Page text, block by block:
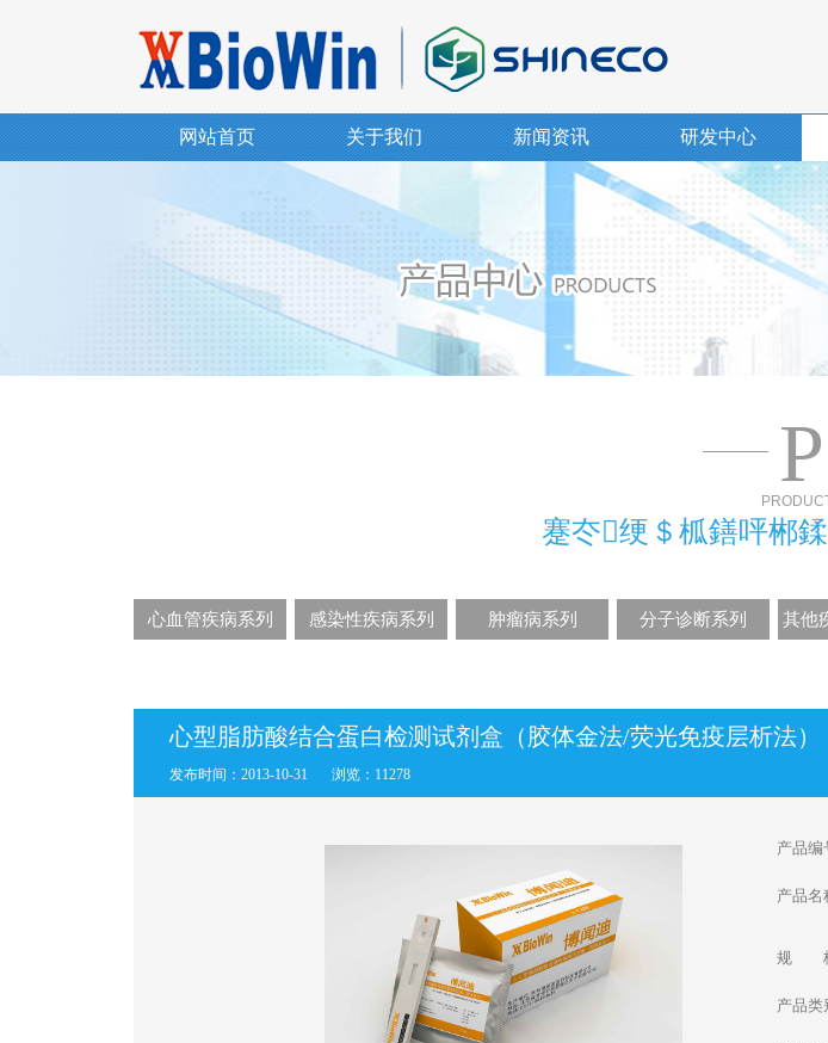
网站首页 关于我们 新闻资讯 研发中心
P
蹇冭绠＄柧鐥呯郴鍒
心血管疾病系列 感染性疾病系列 肿瘤病系列 分子诊断系列 其他
心型脂肪酸结合蛋白检测试剂盒（胶体金法/荧光免疫层析法）
发布时间：2013-10-31 浏览：11278
产品编
产品名
规
产品类